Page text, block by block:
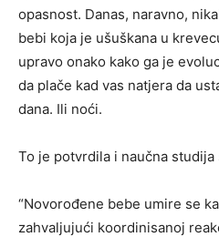
opasnost. Danas, naravno,
bebi koja je ušuškana u
upravo onako kako ga je
da plače kad vas natjera da
dana. Ili noći.
To je potvrdila i naučna
“Novorođene bebe umire se
zahvaljujući koordinisanoj